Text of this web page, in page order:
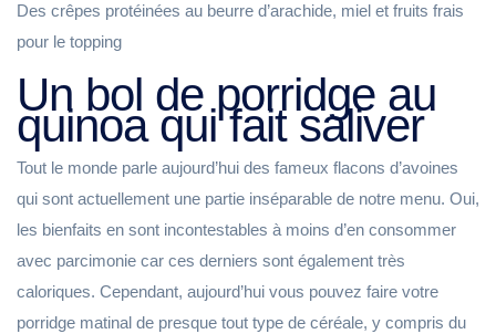
Des crêpes protéinées au beurre d’arachide, miel et fruits frais
pour le topping
Un bol de porridge au
quinoa qui fait saliver
Tout le monde parle aujourd’hui des fameux flacons d’avoines
qui sont actuellement une partie inséparable de notre menu. Oui,
les bienfaits en sont incontestables à moins d’en consommer
avec parcimonie car ces derniers sont également très
caloriques. Cependant, aujourd’hui vous pouvez faire votre
porridge matinal de presque tout type de céréale, y compris du